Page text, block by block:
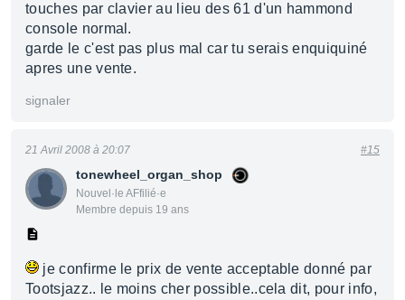
touches par clavier au lieu des 61 d'un hammond
console normal.
garde le c'est pas plus mal car tu serais enquiquiné
apres une vente.
signaler
tonewheel_organ_shop
Nouvel·le AFfilié·e
Membre depuis 19 ans
21 Avril 2008 à 20:07 #15
je confirme le prix de vente acceptable donné par
Tootsjazz.. le moins cher possible..cela dit, pour info,